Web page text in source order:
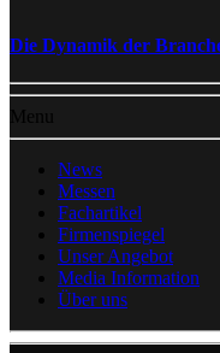
Die Dynamik der
Menu
News
Messen
Fachartikel
Firmenspiegel
Unser Angebot
Media Information
Über uns